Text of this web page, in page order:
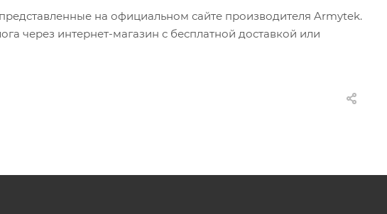
на официальном сайте производителя Armytek.
через интернет-магазин с бесплатной доставкой или